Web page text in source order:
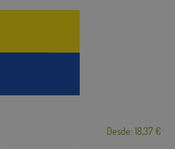
Desde: 18,37 €